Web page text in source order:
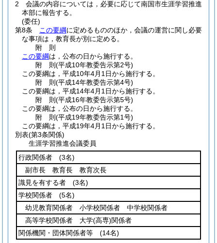
2
会議の内容については，必要に応じて南国市生涯学習推進
本部に報告する。
(委任)
第8条
この要綱に定めるもののほか，会議の運営に関し必要
な事項は，教育長が別に定める。
附 則
この要綱は，公布の日から施行する。
附 則(平成10年教委告示第2号)
この要綱は，平成10年4月1日から施行する。
附 則(平成14年教委告示第4号)
この要綱は，平成14年4月1日から施行する。
附 則(平成16年教委告示第5号)
この要綱は，公布の日から施行する。
附 則(平成19年教委告示第1号)
この要綱は，平成19年4月1日から施行する。
別表(第3条関係)
生涯学習推進会議委員
行政関係者 (3名)
副市長 教育長 教育次長
識見を有する者 (3名)
学校関係者 (5名)
幼児教育関係者 小学校関係者 中学校関係者
高等学校関係者 大学(高専)関係者
関係機関・団体関係者等 (14名)